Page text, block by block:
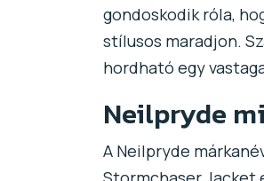
gondoskodik róla,
stílusos maradjon.
hordható egy
Neilpryde
A Neilpryde